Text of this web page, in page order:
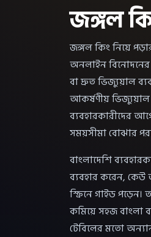
জঙ্গল
জঙ্গল কিং নিয়ে
অনলাইন বিনোদনের
বা দ্রুত ভিজ্যুয়াল
আকর্ষণীয় ভিজ্যুয়াল
ব্যবহারকারীদের
সময়সীমা বোঝার
বাংলাদেশি
ব্যবহার করেন, কেউ
স্ক্রিনে গাইড
কমিয়ে সহজ বাংলা
টেবিলের মতো